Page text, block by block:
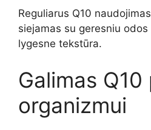
Reguliarus Q10
siejamas su geresniu
lygesne tekstūra.
Galimas
organizmui